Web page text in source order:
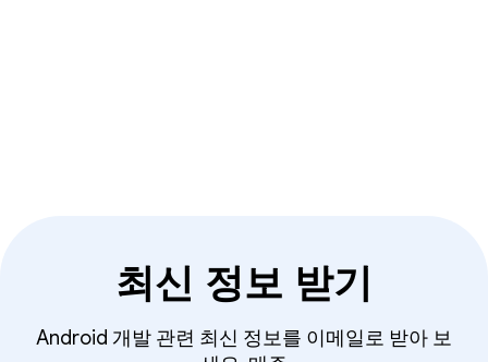
최신 정보 받기
Android 개발 관련 최신 정보를 이메일로 받아 보